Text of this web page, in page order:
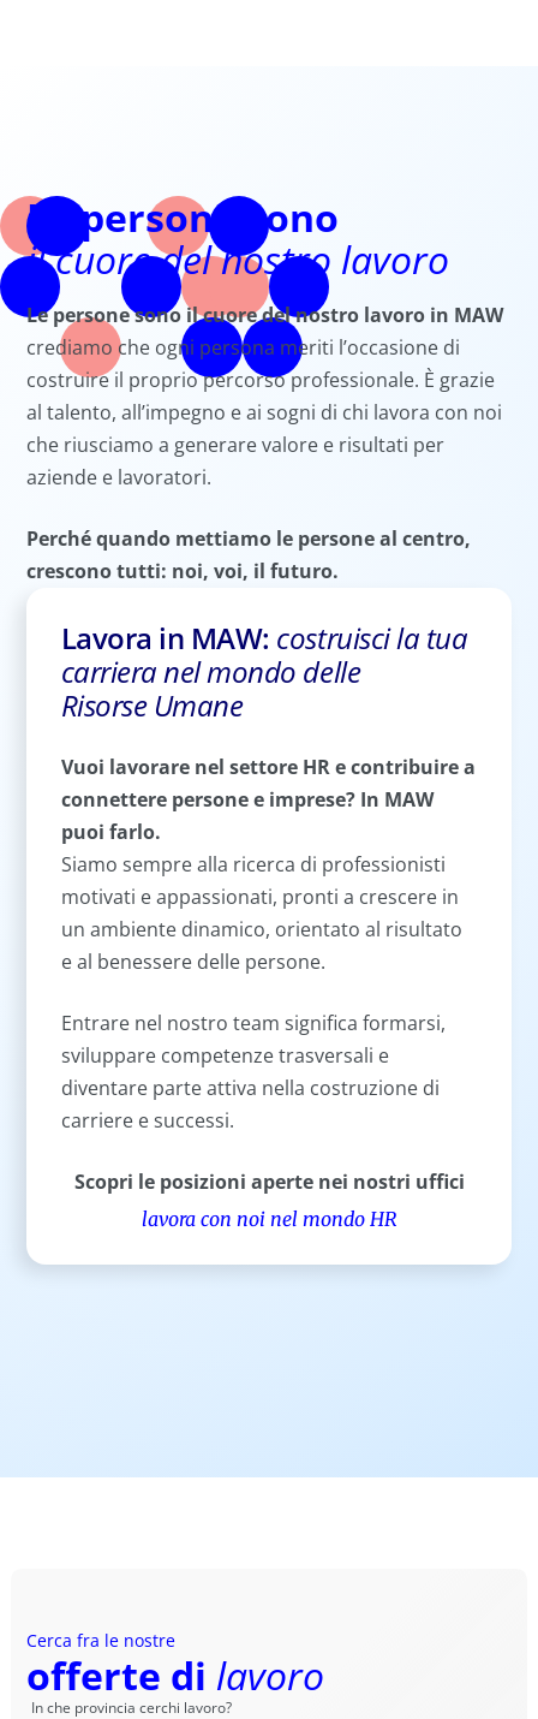
Le persone sono
il cuore del nostro lavoro
Le persone sono il cuore del nostro lavoro in MAW
crediamo che ogni persona meriti l’occasione di
costruire il proprio percorso professionale. È grazie
al talento, all’impegno e ai sogni di chi lavora con noi
che riusciamo a generare valore e risultati per
aziende e lavoratori.
Perché quando mettiamo le persone al centro,
crescono tutti: noi, voi, il futuro.
Lavora in MAW: costruisci la tua
carriera nel mondo delle
Risorse Umane
Vuoi lavorare nel settore HR e contribuire a
connettere persone e imprese? In MAW
puoi farlo.
Siamo sempre alla ricerca di professionisti
motivati e appassionati, pronti a crescere in
un ambiente dinamico, orientato al risultato
e al benessere delle persone.
Entrare nel nostro team significa formarsi,
sviluppare competenze trasversali e
diventare parte attiva nella costruzione di
carriere e successi.
Scopri le posizioni aperte nei nostri uffici
lavora con noi nel mondo HR
Cerca fra le nostre
offerte di lavoro
In che provincia cerchi lavoro?